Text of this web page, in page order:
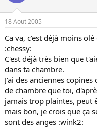
18 Aout 2005
Ca va, c'est déjà moins
:chessy:
C'est déjà très bien que
dans ta chambre.
J'ai des anciennes
de chambre que toi,
jamais trop plaintes, peut
mais bon, je crois que ça
sont des anges :wink2: